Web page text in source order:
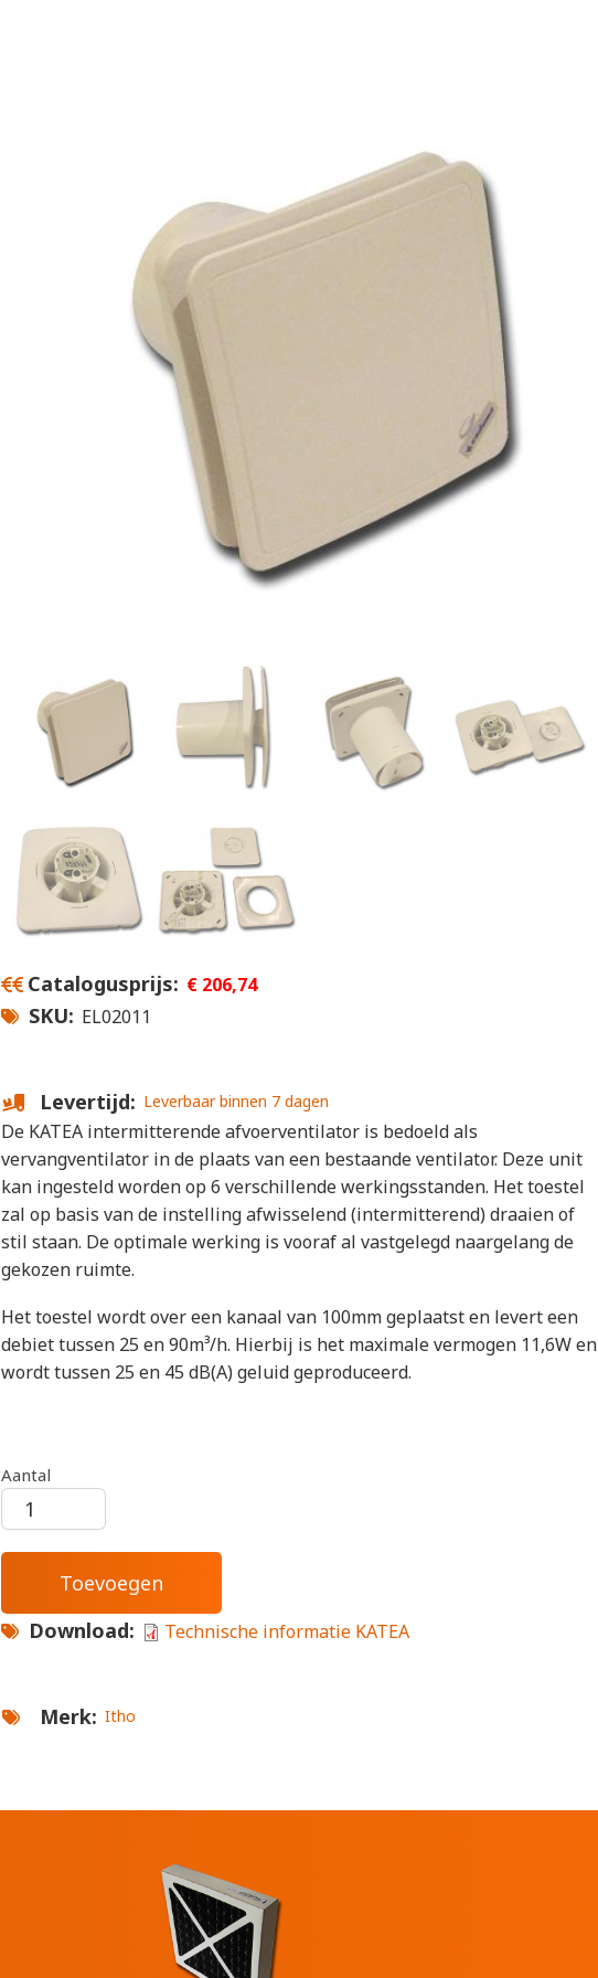
Catalogusprijs € 206,74
SKU EL02011
Levertijd Leverbaar binnen 7 dagen
De KATEA intermitterende afvoerventilator is bedoeld als
vervangventilator in de plaats van een bestaande ventilator. Deze unit
kan ingesteld worden op 6 verschillende werkingsstanden. Het toestel
zal op basis van de instelling afwisselend (intermitterend) draaien of
stil staan. De optimale werking is vooraf al vastgelegd naargelang de
gekozen ruimte.
Het toestel wordt over een kanaal van 100mm geplaatst en levert een
debiet tussen 25 en 90m³/h. Hierbij is het maximale vermogen 11,6W en
wordt tussen 25 en 45 dB(A) geluid geproduceerd.
Aantal
Download Technische informatie KATEA
Merk Itho